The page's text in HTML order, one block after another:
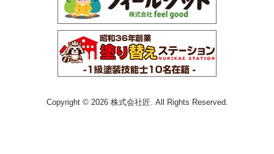
Copyright © 2026 株式会社匠. All Rights Reserved.